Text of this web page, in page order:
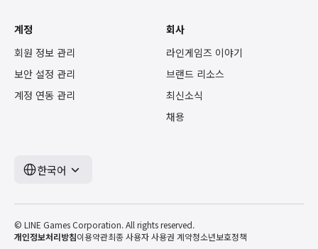
계정
회원 정보 관리
보안 설정 관리
계정 연동 관리
회사
라인게임즈 이야기
브랜드 리소스
최신소식
채용
한국어
© LINE Games Corporation. All rights reserved.
개인정보처리방침이용약관최종 사용자 사용권 계약청소년보호정책